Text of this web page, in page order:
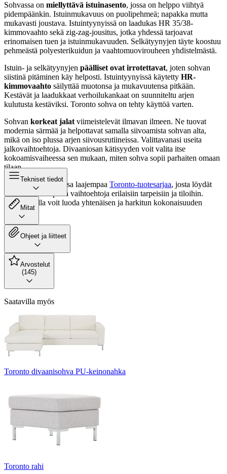
Sohvassa on miellyttävä istuinasento, jossa on helppo viihtyä
pidempäänkin. Istuinmukavuus on puolipehmeä; napakka mutta
mukavasti joustava. Istuintyynyissä on laadukas HR 35/38-
kimmovaahto sekä zig-zag-jousitus, jotka yhdessä tarjoavat
erinomaisen tuen ja istuinmukavuuden. Selkätyynyjen täyte koostuu
pehmeästä polyesterikuidun ja vaahtomuovirouheen yhdistelmästä.
Istuin- ja selkätyynyjen päälliset ovat irrotettavat, joten sohvan
siistinä pitäminen käy helposti. Istuintyynyissä käytetty HR-
kimmovaahto säilyttää muotonsa ja mukavuutensa pitkään.
Kestävät ja laadukkaat verhoilukankaat on suunniteltu arjen
kulutusta kestäviksi. Toronto sohva on tehty käyttöä varten.
Sohvan korkeat jalat viimeistelevät ilmavan ilmeen. Ne tuovat
modernia särmää ja helpottavat samalla siivoamista sohvan alta,
mikä on iso plussa arjen siivousrutiineissa. Valittavanasi useita
jalkovaihtoehtoja. Divaaniosan kätisyyden voit valita itse
kokoamisvaiheessa sen mukaan, miten sohva sopii parhaiten omaan
tilaan.
Toronto-sohva on osa laajempaa Toronto-tuotesarjaa, josta löydät
useita yhteensopivia vaihtoehtoja erilaisiin tarpeisiin ja tiloihin.
Sarjan avulla voit luoda yhtenäisen ja harkitun kokonaisuuden
kotiisi.
Tekniset tiedot
Mitat
Ohjeet ja liitteet
Arvostelut
(145)
Saatavilla myös
Toronto divaanisohva PU-keinonahka
Toronto rahi